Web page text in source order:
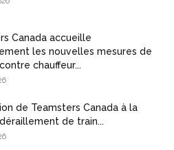
Canada accueille
les nouvelles mesures de
chauffeur...
de Teamsters Canada à la
de train...